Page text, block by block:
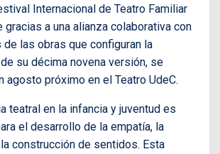
Internacional de Teatro Familiar
gracias a una alianza colaborativa con
de las obras que configuran la
su décima novena versión, se
agosto próximo en el Teatro UdeC.
teatral en la infancia y juventud es
el desarrollo de la empatía, la
construcción de sentidos. Esta